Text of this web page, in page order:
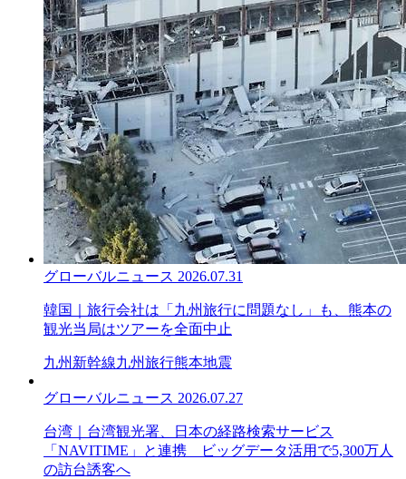
グローバルニュース 2026.07.31
韓国｜旅行会社は「九州旅行に問題なし」も、熊本の
観光当局はツアーを全面中止
九州新幹線九州旅行熊本地震
グローバルニュース 2026.07.27
台湾｜台湾観光署、日本の経路検索サービス
「NAVITIME」と連携 ビッグデータ活用で5,300万人
の訪台誘客へ